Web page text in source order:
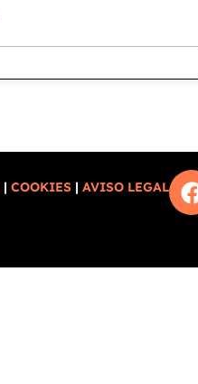
|COOKIES |AVISO LEGAL